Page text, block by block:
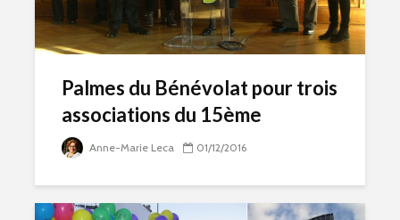
Palmes du Bénévolat pour trois
associations du 15ème
Anne-Marie Leca 01/12/2016